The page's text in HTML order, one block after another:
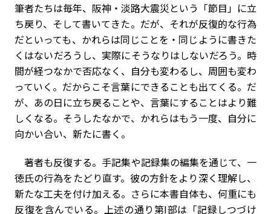
筆者たちは毎年、阪神・淡路大震災という「節目」に立
ち戻り、そして書いてきた。だが、それが反復的な行為
だといっても、かれらは同じことを・同じように書きた
くはないだろうし、実際にそうなりはしないだろう。時
間が経つなかで否応なく、自分も変わるし、周囲も変わ
っていく。だからこそ言葉にできることも出てくる。だ
が、あの日に立ち戻ることや、言葉にすることはより難
しくなる。そうしたなかで、かれらはもう一度、自分に
向かい合い、新たに書く。
著者も反復する。手記集や記録集の編集を通じて、一
徳氏の行為をたどり直す。彼の方針をより深く理解し、
新たな工夫を付け加える。さらに本書自体も、何重にも
反復を含んでいる。上述の通り第I部は「記録しつづけ